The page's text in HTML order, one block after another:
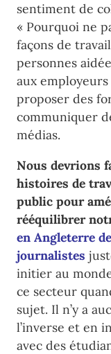
sentiment de
« Pourquoi ne
façons de
personnes
aux
proposer des
communiquer
médias.
Nous devrions
histoires de
public pour
rééquilibrer
en Angleterre
journalistes
initier au
ce secteur
sujet. Il n’y a
l’inverse et en
avec des